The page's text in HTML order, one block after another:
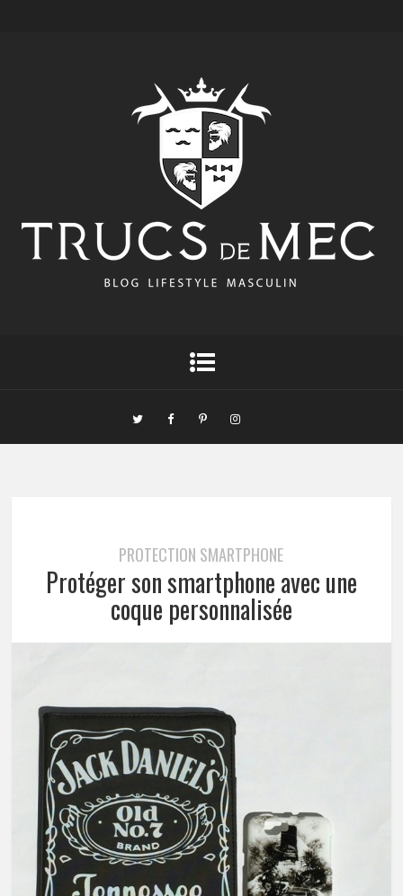
PROTECTION SMARTPHONE
Protéger son smartphone avec une
coque personnalisée